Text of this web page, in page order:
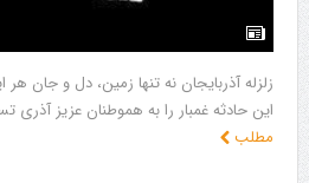
زلزله آذربایجان نه تنها زمین، دل و جان هر
این حادثه غمبار را به هموطنان عزیز
مطلب